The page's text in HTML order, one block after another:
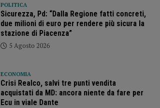
POLITICA
Sicurezza, Pd: “Dalla Regione fatti concreti,
due milioni di euro per rendere più sicura la
stazione di Piacenza”
5 Agosto 2026
ECONOMIA
Crisi Realco, salvi tre punti vendita
acquistati da MD: ancora niente da fare per
Ecu in viale Dante